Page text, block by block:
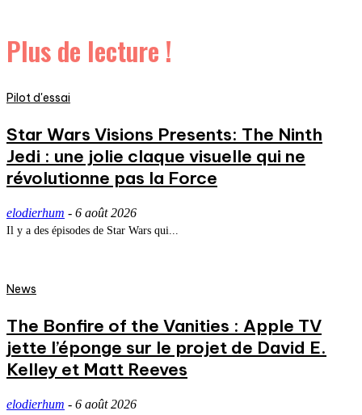
Plus de lecture !
Pilot d'essai
Star Wars Visions Presents: The Ninth
Jedi : une jolie claque visuelle qui ne
révolutionne pas la Force
elodierhum - 6 août 2026
Il y a des épisodes de Star Wars qui...
News
The Bonfire of the Vanities : Apple TV
jette l’éponge sur le projet de David E.
Kelley et Matt Reeves
elodierhum - 6 août 2026